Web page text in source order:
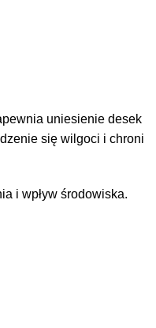
uniesienie desek
się wilgoci i chroni
i wpływ środowiska.